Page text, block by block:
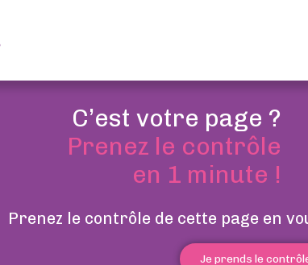
C’est votre page ?
Prenez le contrôle
en 1 minute !
Prenez le contrôle de cette page en
Je prends le